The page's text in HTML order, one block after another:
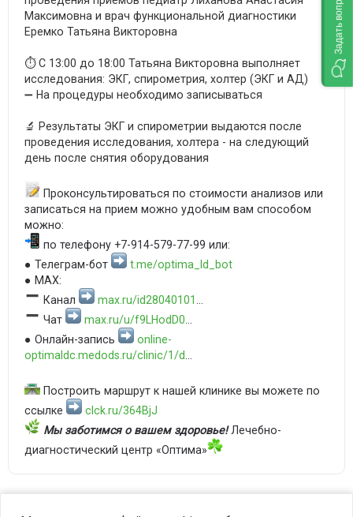
Максимовна и врач функциональной диагностики
Еремко Татьяна Викторовна
⏱ C 13:00 до 18:00 Татьяна Викторовна выполняет
исследования: ЭКГ, спирометрия, холтер (ЭКГ и АД)
➖ На процедуры необходимо записываться
🔬 Результаты ЭКГ и спирометрии выдаются после
проведения исследования, холтера - на следующий
день после снятия оборудования
Проконсультироваться по стоимости анализов или
записаться на прием можно удобным вам способом
можно:
по телефону +7-914-579-77-99 или:
● Телеграм-бот
t.me/optima_ld_bot
● MAX:
Канал
max.ru/id28040101
Чат
max.ru/u/f9LHodD0
● Онлайн-запись
online-
optimaldc.medods.ru/clinic/1/d
Построить маршрут к нашей клинике вы можете по
ссылке
clck.ru/364BjJ
Мы заботимся о вашем здоровье!Лечебно-
диагностический центр «Оптима»
Задать вопрос